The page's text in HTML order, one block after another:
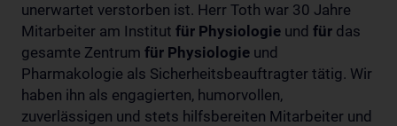
unerwartet verstorben ist. Herr Toth war 30 Jahre
Mitarbeiter am Institut für Physiologie und für das
gesamte Zentrum für Physiologie und
Pharmakologie als Sicherheitsbeauftragter tätig. Wir
haben ihn als engagierten, humorvollen,
zuverlässigen und stets hilfsbereiten Mitarbeiter und